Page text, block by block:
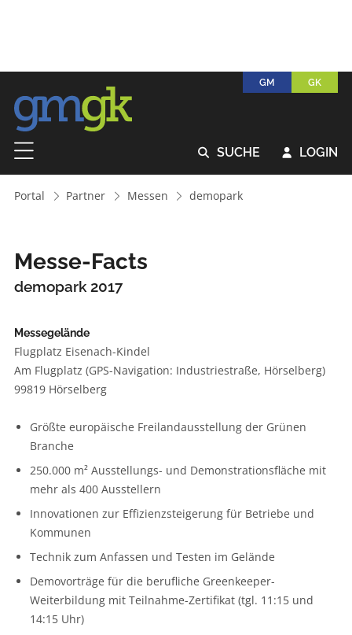
GM GK
 SUCHE  LOGIN
Portal Partner Messen demopark
Messe-Facts
demopark 2017
Messegelände
Flugplatz Eisenach-Kindel
Am Flugplatz (GPS-Navigation: Industriestraße, Hörselberg)
99819 Hörselberg
Größte europäische Freilandausstellung der Grünen
Branche
250.000 m² Ausstellungs- und Demonstrationsfläche mit
mehr als 400 Ausstellern
Innovationen zur Effizienzstei­gerung für Betriebe und
Kommunen
Technik zum Anfassen und Testen im Gelände
Demovorträge für die berufliche Greenkeeper-
Weiterbildung mit Teilnahme-Zertifikat (tgl. 11:15 und
14:15 Uhr)